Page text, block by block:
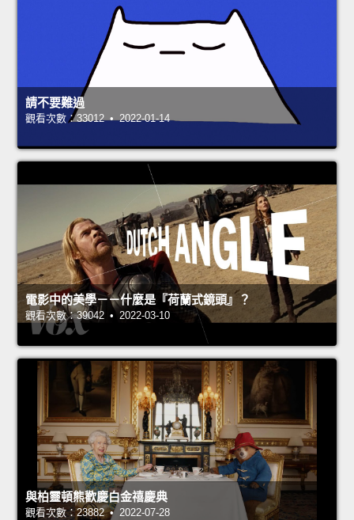
請不要難過
觀看次數：33012 • 2022-01-14
電影中的美學－－什麼是『荷蘭式鏡頭』？
觀看次數：39042 • 2022-03-10
與柏靈頓熊歡慶白金禧慶典
觀看次數：23882 • 2022-07-28